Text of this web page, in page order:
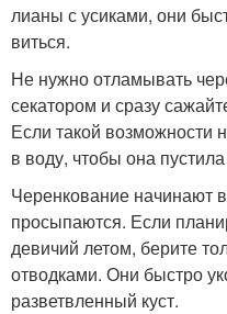
лианы с усиками, они
виться.
Не нужно отламывать
секатором и сразу
Если такой возможности
в воду, чтобы она
Черенкование начинают
просыпаются. Если
девичий летом, берите
отводками. Они быстро
разветвленный куст.